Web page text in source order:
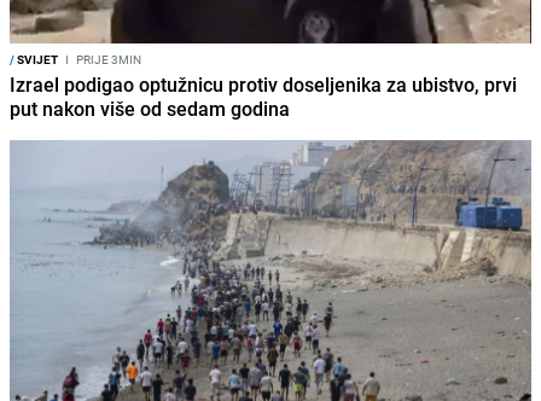
/SVIJET I PRIJE 3MIN
Izrael podigao optužnicu protiv doseljenika za ubistvo, prvi
put nakon više od sedam godina